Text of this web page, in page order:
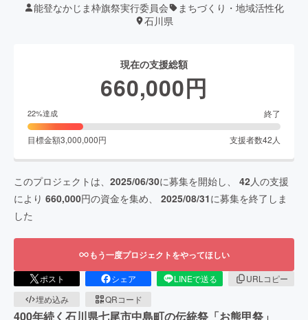
能登なかじま枠旗祭実行委員会
まちづくり・地域活性化
石川県
現在の支援総額
660,000円
22%達成 終了
目標金額3,000,000円 支援者数42 人
このプロジェクトは、 2025/06/30に募集を開始し、 42人の支援
により 660,000円の資金を集め、 2025/08/31に募集を終了しま
した
もう一度プロジェクトをやってほしい
ポスト シェア LINEで送る
URLコピー
埋め込み
QRコード
400年続く石川県七尾市中島町の伝統祭「お熊甲祭」